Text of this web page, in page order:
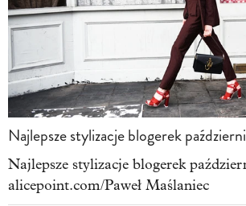
Najlepsze stylizacje blogerek
Najlepsze stylizacje blogerek
alicepoint.com/Paweł Maślaniec